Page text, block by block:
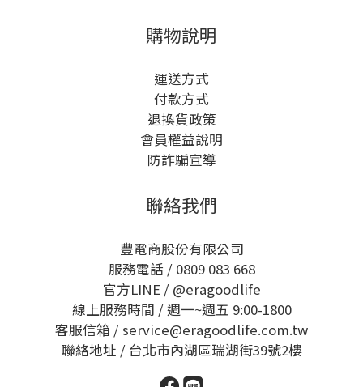
購物說明
運送方式
付款方式
退換貨政策
會員權益說明
防詐騙宣導
聯絡我們
豐電商股份有限公司
服務電話 / 0809 083 668
官方LINE / @eragoodlife
線上服務時間 / 週一~週五 9:00-1800
客服信箱 / service@eragoodlife.com.tw
聯絡地址 / 台北市內湖區瑞湖街39號2樓